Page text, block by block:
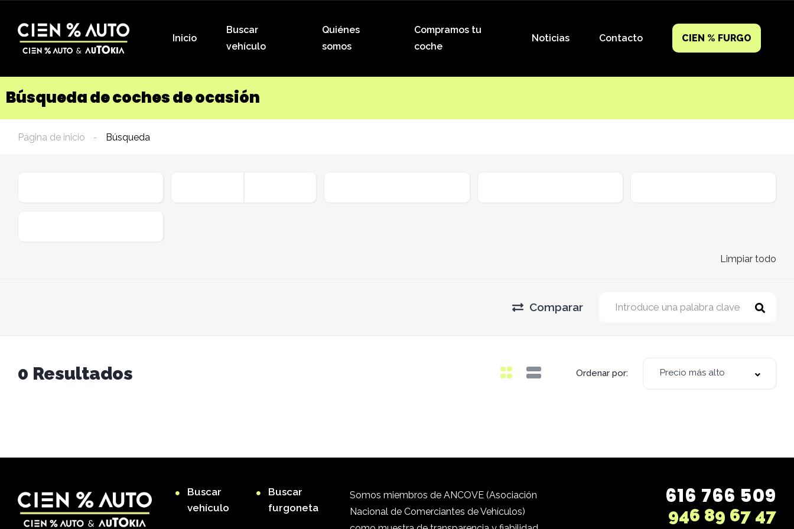
Inicio
Buscar
vehículo
Quiénes
somos
Compramos tu
coche
Noticias Contacto CIEN % FURGO
Búsqueda de coches de ocasión
Página de inicio Búsqueda
Limpiar todo
Comparar
0 Resultados Ordenar por: Precio más alto
Buscar
vehículo
Buscar
furgoneta
Somos miembros de ANCOVE (Asociación
Nacional de Comerciantes de Vehículos)
616 766 509
946 89 67 47